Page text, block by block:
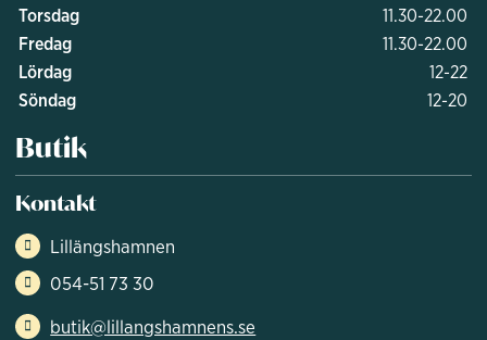
Torsdag
11.30-22.00
Fredag
11.30-22.00
Lördag
12-22
Söndag
12-20
Butik
Kontakt
Lillängshamnen
054-51 73 30
butik@lillangshamnens.se